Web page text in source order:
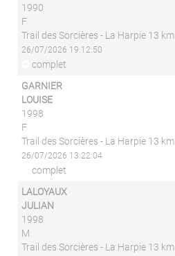
1990
F
Trail des Sorcières - La Harpie 13 km
26/07/2026 19:12:50
complet
GARNIER
LOUISE
1998
F
Trail des Sorcières - La Harpie 13 km
26/07/2026 13:22:04
complet
LALOYAUX
JULIAN
1998
M
Trail des Sorcières - La Harpie 13 km